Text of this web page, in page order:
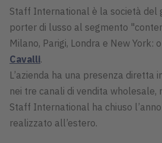
Staff International è la società del
porter di lusso al segmento
Milano, Parigi, Londra e New York:
Cavalli.
L’azienda ha una presenza diretta
nei tre canali di vendita
Staff International ha chiuso
realizzato all’estero.